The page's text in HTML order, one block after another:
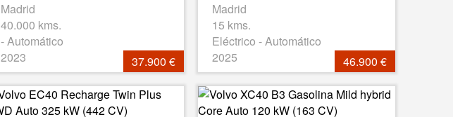
Madrid
40.000 kms.
- Automático
2023
37.900 €
Madrid
15 kms.
Eléctrico - Automático
2025
46.900 €